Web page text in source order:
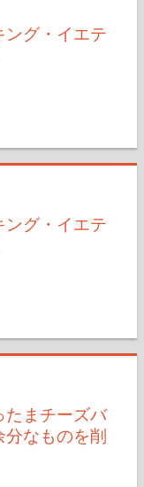
グ・イエテ
イター
グ・イエテ
イター
まチーズバ
なものを削
イター